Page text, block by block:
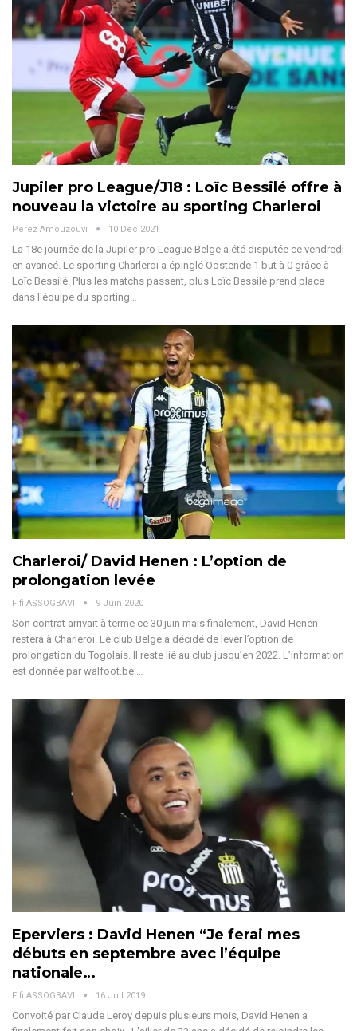
Jupiler pro League/J18 : Loïc Bessilé offre à
nouveau la victoire au sporting Charleroi
Perez Amouzouvi 10 Déc 2021
La 18e journée de la Jupiler pro League Belge a été disputée ce vendredi
en avancé. Le sporting Charleroi a épinglé Oostende 1 but à 0 grâce à
Loïc Bessilé. Plus les matchs passent, plus Loïc Bessilé prend place
dans l'équipe du sporting…
Charleroi/ David Henen : L’option de
prolongation levée
Fifi ASSOGBAVI 9 Juin 2020
Son contrat arrivait à terme ce 30 juin mais finalement, David Henen
restera à Charleroi. Le club Belge a décidé de lever l’option de
prolongation du Togolais. Il reste lié au club jusqu’en 2022. L’information
est donnée par walfoot.be.…
Eperviers : David Henen “Je ferai mes
débuts en septembre avec l’équipe
nationale…
Fifi ASSOGBAVI 16 Juil 2019
Convoité par Claude Leroy depuis plusieurs mois, David Henen a